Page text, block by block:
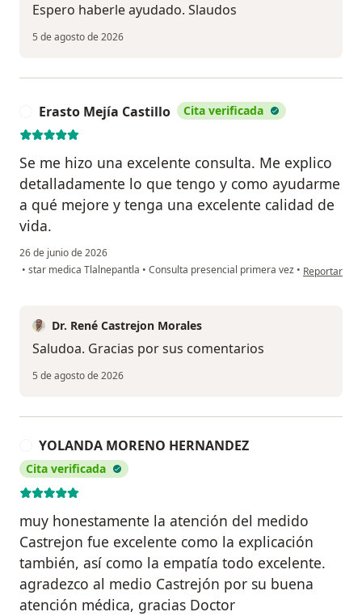
Espero haberle ayudado. Slaudos
5 de agosto de 2026
Erasto Mejía Castillo Cita verificada
Se me hizo una excelente consulta. Me explico
detalladamente lo que tengo y como ayudarme
a qué mejore y tenga una excelente calidad de
vida.
26 de junio de 2026
• star medica Tlalnepantla • Consulta presencial primera vez • en opinión
Reportar
Dr. René Castrejon Morales
Saludoa. Gracias por sus comentarios
5 de agosto de 2026
YOLANDA MORENO HERNANDEZ
Cita verificada
muy honestamente la atención del medido
Castrejon fue excelente como la explicación
también, así como la empatía todo excelente.
agradezco al medio Castrejón por su buena
atención médica, gracias Doctor